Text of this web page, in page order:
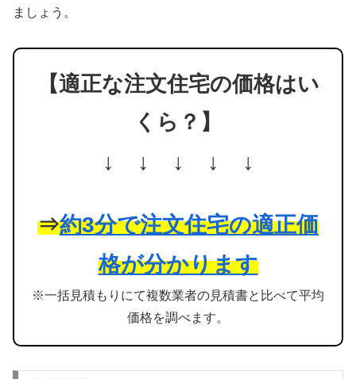
ましょう。
【適正な注文住宅の価格はい
くら？】
↓ ↓ ↓ ↓ ↓
⇒約3分で注文住宅の適正価
格が分かります
※一括見積もりにて複数業者の見積書と比べて平均
価格を調べます。